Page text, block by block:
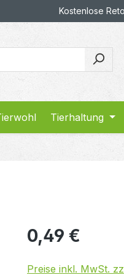
Kostenlose
Tierhaltung
0,49 €
Preise inkl. MwSt.